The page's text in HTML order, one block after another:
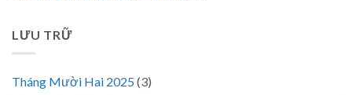
LƯU TRỮ
Tháng Mười Hai 2025(3)